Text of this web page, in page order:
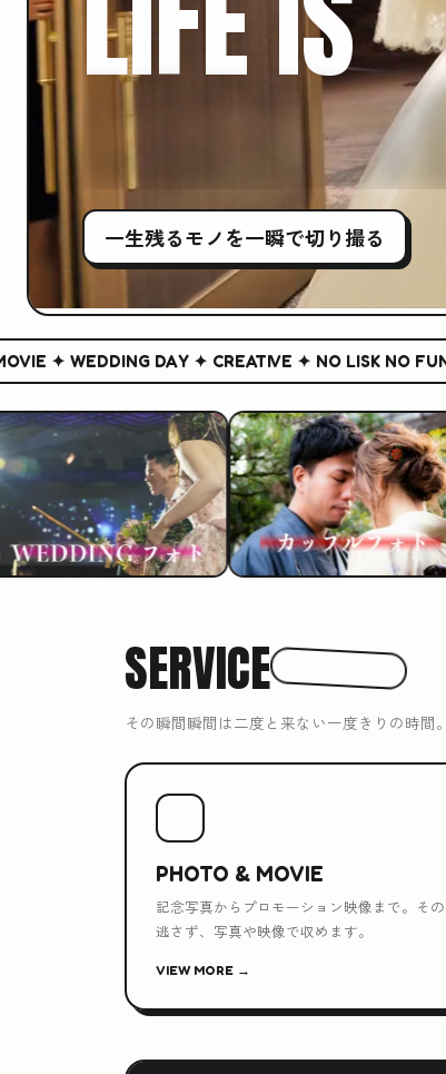
一生残るモノを一瞬で切り撮る
✦ WEDDING DAY ✦ CREATIVE ✦ NO LISK NO FUN ✦
SERVICE
その瞬間瞬間は二度と来ない一度きりの時間
PHOTO & MOVIE
記念写真からプロモーション映像まで。そ
逃さず、写真や映像で収めます。
VIEW MORE →